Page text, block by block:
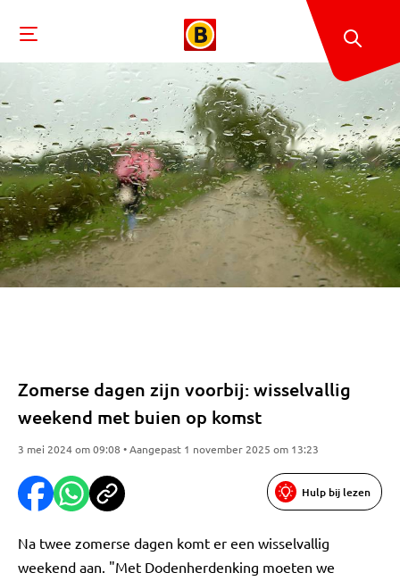
Zomerse dagen zijn voorbij: wisselvallig
weekend met buien op komst
3 mei 2024 om 09:08 • Aangepast 1 november 2025 om 13:23
Hulp bij lezen
Na twee zomerse dagen komt er een wisselvallig
weekend aan. "Met Dodenherdenking moeten we